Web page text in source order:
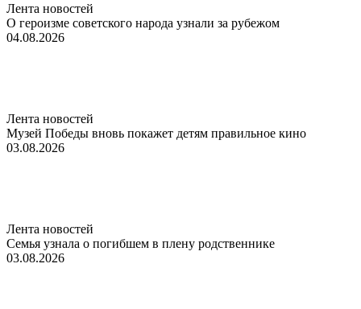
Лента новостей
О героизме советского народа узнали за рубежом
04.08.2026
Лента новостей
Музей Победы вновь покажет детям правильное кино
03.08.2026
Лента новостей
Семья узнала о погибшем в плену родственнике
03.08.2026